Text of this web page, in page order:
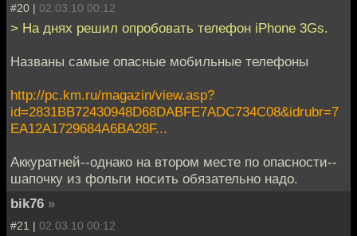
#20 | 02.03.10 00:12
> На днях решил опробовать телефон iPhone 3Gs.
Названы самые опасные мобильные телефоны
http://pc.km.ru/magazin/view.asp?
id=2831BB72430948D68DABFE7ADC734C08&idrubr=7
EA12A1729684A6BA28F...
Аккуратней--однако на втором месте по опасности--
шапочку из фольги носить обязательно надо.
bik76 »
#21 | 02.03.10 00:12